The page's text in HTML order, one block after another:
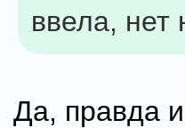
ввела, нет
Да, правда